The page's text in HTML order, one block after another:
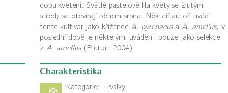
dobu kvetení. Světlé pastelově lila květy se žlutými
středy se otevírají během srpna. Někteří autoři uvádí
tento kultivar jako křížence A. pyrenaeusa A. amellus, v
poslední době je některými uváděn i pouze jako selekce
z A. amellus(Picton, 2004).
Charakteristika
Kategorie: Trvalky